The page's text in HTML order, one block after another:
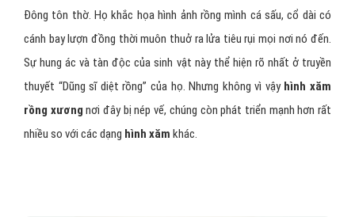
Đông tôn thờ. Họ khắc họa hình ảnh rồng mình cá sấu, cổ dài có
cánh bay lượn đồng thời muôn thuở ra lửa tiêu rụi mọi nơi nó đến.
Sự hung ác và tàn độc của sinh vật này thể hiện rõ nhất ở truyền
thuyết “Dũng sĩ diệt rồng” của họ. Nhưng không vì vậyhình xăm
rồng xươngnơi đây bị nép vế, chúng còn phát triển mạnh hơn rất
nhiều so với các dạng hình xăm khác.